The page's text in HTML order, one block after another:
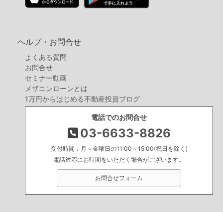
ヘルプ・お問合せ
よくある質問
お問合せ
セミナー動画
メザニンローンとは
1万円からはじめる不動産投資ブログ
電話でのお問合せ
03-6633-8826
受付時間：月～金曜日の11:00～15:00(祝日を除く)
電話対応にお時間をいただく場合がございます。
お問合せフォーム